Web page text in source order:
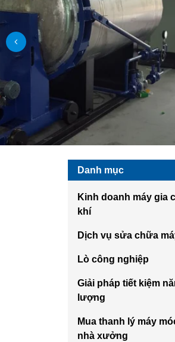
Danh mục
Kinh doanh máy gia
khí
Dịch vụ sửa chữa
Lò công nghiệp
Giải pháp tiết kiệm
lượng
Mua thanh lý máy
nhà xưởng